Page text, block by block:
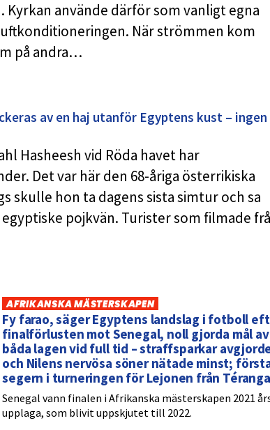
använde därför som vanligt egna
När strömmen kom
på andra…
av en haj utanför Egyptens kust – ingen
Hasheesh vid Röda havet har
Det var här den 68-åriga österrikiska
skulle hon ta dagens sista simtur och sa
pojkvän. Turister som filmade
AFRIKANSKA MÄSTERSKAPEN
Fy farao, säger Egyptens landslag i fotboll
finalförlusten mot Senegal, noll gjorda mål av
båda lagen vid full tid – straffsparkar
och Nilens nervösa söner nätade minst;
segern i turneringen för Lejonen från Téranga
Senegal vann finalen i Afrikanska mästerskapen 2021
upplaga, som blivit uppskjutet till 2022.